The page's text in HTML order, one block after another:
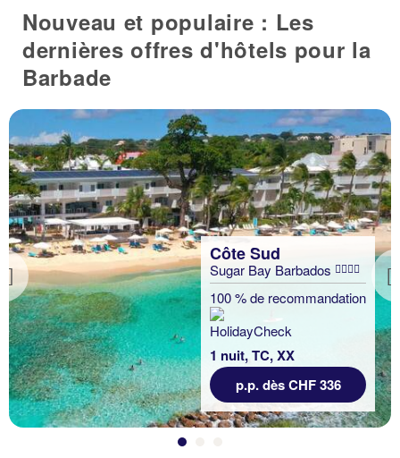
Nouveau et populaire : Les
dernières offres d'hôtels pour la
Barbade
Previous
Côte Sud
Sugar Bay Barbados
100 % de recommandation
1 nuit, TC, XX
p.p. dès CHF 336